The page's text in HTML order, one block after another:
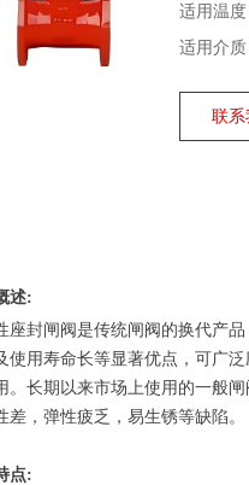
适用温
适用介
述:
座封闸阀是传统闸阀的换代产
使用寿命长等显著优点，可广
。长期以来市场上使用的一般
，弹性疲乏，易生锈等缺陷。
点:
联系